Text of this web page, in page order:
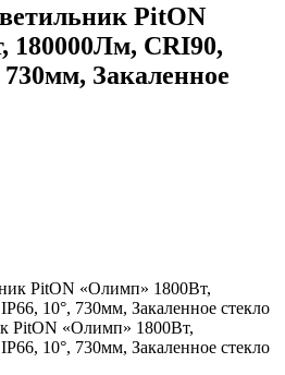
PitON
180000Лм, CRI90,
Закаленное
PitON «Олимп» 1800Вт,
10°, 730мм, Закаленное стекло
PitON «Олимп» 1800Вт,
10°, 730мм, Закаленное стекло